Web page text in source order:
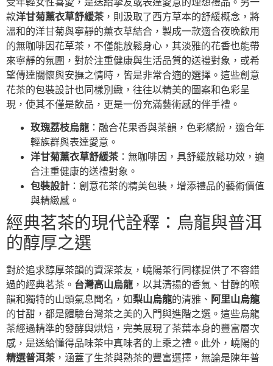
款洋甘菊薰衣草舒緩茶，則汲取了西方草本的舒緩概念，將
溫和的洋甘菊與寧靜的薰衣草結合，製成一款適合夜晚飲用
的無咖啡因花草茶，不僅能放鬆身心，其淡雅的花香也能帶
來寧靜的氛圍，對於注重健康與生活品質的送禮對象，或希
望傳達關懷與安撫之情時，皆是非常合適的選擇。這些創意
花茶的包裝設計也同樣別緻，往往以精美的圖案和色彩呈
現，使其不僅是飲品，更是一份充滿藝術感的伴手禮。
玫瑰荔枝烏龍 ：融合花果香與茶韻，色彩繽紛，適合年
輕族群與表達愛意。
洋甘菊薰衣草舒緩茶：無咖啡因，具舒緩放鬆功效，適
合注重健康的送禮對象。
包裝設計 ：創意花茶的精美包裝，增添禮品的藝術價值
與精緻感。
經典茗茶的現代詮釋：烏龍與普洱
的醇厚之選
對於追求醇厚茶韻的資深茶友，嶢陽茶行同樣提供了不容錯
過的經典茗茶。 台灣高山烏龍 ，以其清揚的香氣、甘醇的喉
韻和獨特的山頭氣息聞名，如梨山烏龍的清雅、 阿里山烏龍
的甘甜，都是體驗台灣茶之美的入門與進階之選。這些烏龍
茶經過精準的發酵與烘焙，完美展現了茶葉本身的豐富層次
感，是送給懂得品味茶中真味者的上乘之禮。此外，嶢陽的
精選普洱茶，涵蓋了生茶與熟茶的豐富選擇，無論是陳年普